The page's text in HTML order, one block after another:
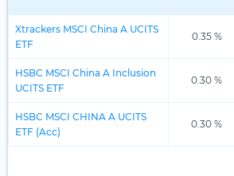
Xtrackers MSCI China A UCITS
ETF
0.35 %
HSBC MSCI China A Inclusion
UCITS ETF
0.30 %
HSBC MSCI CHINA A UCITS
ETF (Acc)
0.30 %